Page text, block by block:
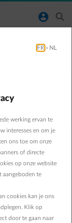
normal-account-circle search
om op
in te
om je
een e-mail of
FR - NL
werking ervan te
interesses en om je
ons toe om onze
of directe
op onze website
aangeboden te
cookies kan je ons
Klik op
door te gaan naar